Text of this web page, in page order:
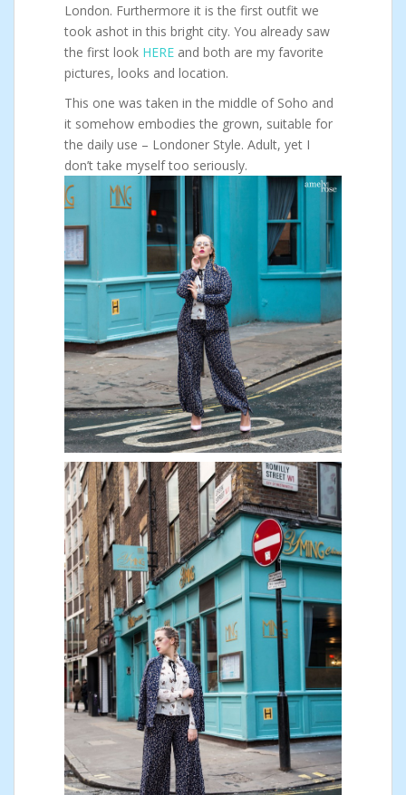
London. Furthermore it is the first outfit we
took ashot in this bright city. You already saw
the first look HERE and both are my favorite
pictures, looks and location.
This one was taken in the middle of Soho and
it somehow embodies the grown, suitable for
the daily use – Londoner Style. Adult, yet I
don’t take myself too seriously.